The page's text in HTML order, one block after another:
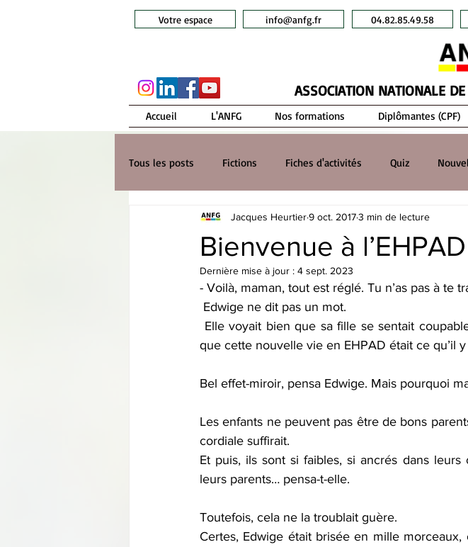
Votre espace info@anfg.fr 04.82.85.49.58
ASSOCIATION NATIONALE
Accueil L'ANFG Nos formations Diplômantes (CPF)
Tous les posts Fictions Fiches d'activités Quiz
Bienvenue à l’EHPAD
Jacques Heurtier9 oct. 20173 min de lecture
Dernière mise à jour : 4 sept. 2023
- Voilà, maman, tout est réglé. Tu n’as pas à te
Edwige ne dit pas un mot.
que cette nouvelle vie en EHPAD était ce qu’il
Bel effet-miroir, pensa Edwige. Mais pourquoi
Les enfants ne peuvent pas être de bons
cordiale suffirait.
Et puis, ils sont si faibles, si ancrés dans
leurs parents… pensa-t-elle.
Toutefois, cela ne la troublait guère.
Certes, Edwige était brisée en mille